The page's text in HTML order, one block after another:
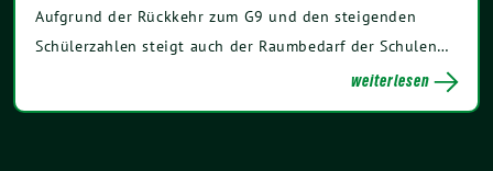
Aufgrund der Rückkehr zum G9 und den steigenden
Schülerzahlen steigt auch der Raumbedarf der Schulen…
weiterlesen